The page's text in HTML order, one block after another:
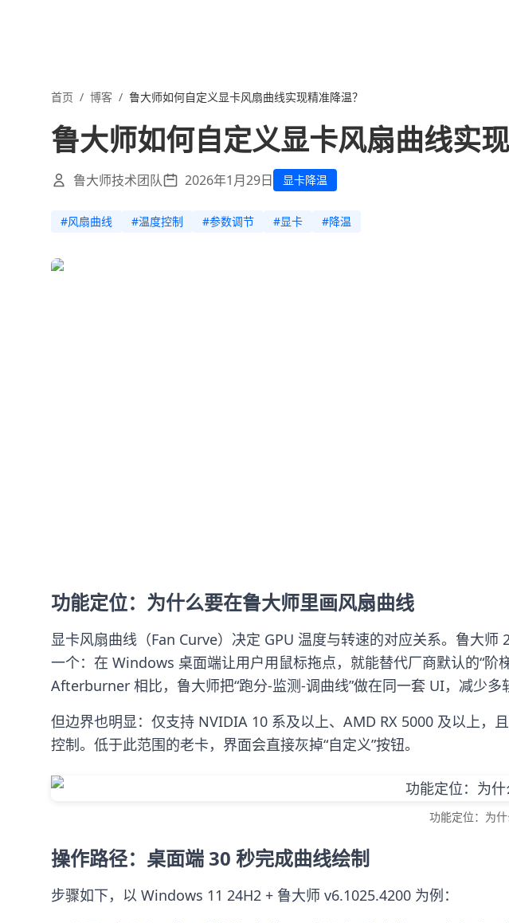
首页 / 博客 / 鲁大师如何自定义显卡风扇曲线实现精准降温？
鲁大师如何自定义显卡风扇曲线实
鲁大师技术团队 2026年1月29日 显卡降温
#风扇曲线 #温度控制 #参数调节 #显卡 #降温
功能定位：为什么要在鲁大师里画风扇曲线
显卡风扇曲线（Fan Curve）决定 GPU 温度与转速的对应关系。鲁大
一个：在 Windows 桌面端让用户用鼠标拖点，就能替代厂商默认的“阶
Afterburner 相比，鲁大师把“跑分-监测-调曲线”做在同一套 UI，减少多
但边界也明显：仅支持 NVIDIA 10 系及以上、AMD RX 5000 及以上，
控制。低于此范围的老卡，界面会直接灰掉“自定义”按钮。
功能定位：为
操作路径：桌面端 30 秒完成曲线绘制
步骤如下，以 Windows 11 24H2 + 鲁大师 v6.1025.4200 为例：